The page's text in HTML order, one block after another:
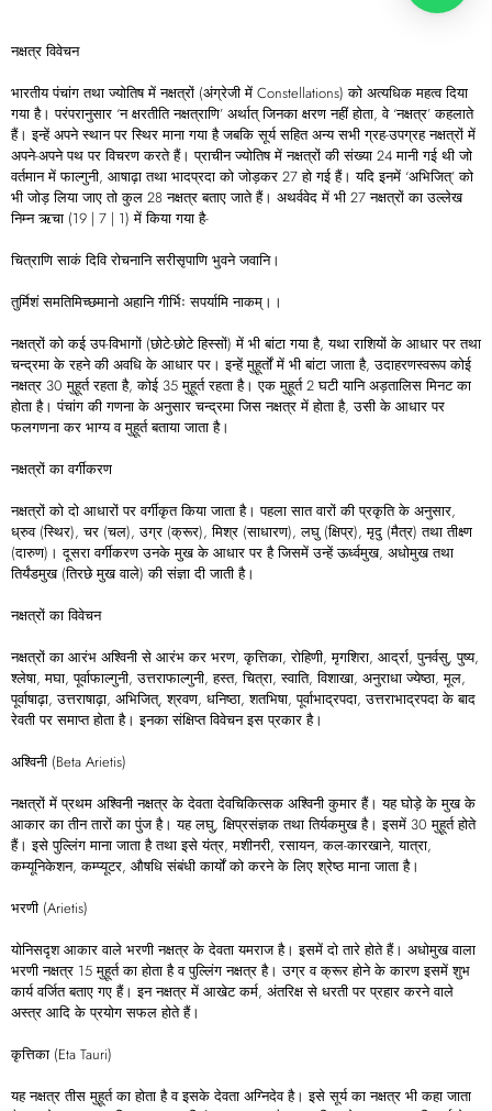
नक्षत्र विवेचन
भारतीय पंचांग तथा ज्योतिष में नक्षत्रों (अंग्रेजी में Constellations) को अत्यधिक महत्व दिया
गया है। परंपरानुसार ‘न क्षरतीति नक्षत्राणि’ अर्थात् जिनका क्षरण नहीं होता, वे ‘नक्षत्र’ कहलाते
हैं। इन्हें अपने स्थान पर स्थिर माना गया है जबकि सूर्य सहित अन्य सभी ग्रह-उपग्रह नक्षत्रों में
अपने-अपने पथ पर विचरण करते हैं। प्राचीन ज्योतिष में नक्षत्रों की संख्या 24 मानी गई थी जो
वर्तमान में फाल्गुनी, आषाढ़ा तथा भादप्रदा को जोड़कर 27 हो गई हैं। यदि इनमें ‘अभिजित्’ को
भी जोड़ लिया जाए तो कुल 28 नक्षत्र बताए जाते हैं। अथर्ववेद में भी 27 नक्षत्रों का उल्लेख
निम्न ऋचा (19 | 7 | 1) में किया गया है-
चित्राणि साकं दिवि रोचनानि सरीसृपाणि भुवने जवानि।
तुर्मिशं समतिमिच्छमानो अहानि गीर्भिः सपर्यामि नाकम्।।
नक्षत्रों को कई उप-विभागों (छोटे-छोटे हिस्सों) में भी बांटा गया है, यथा राशियों के आधार पर तथा
चन्द्रमा के रहने की अवधि के आधार पर। इन्हें मुहूर्तों में भी बांटा जाता है, उदाहरणस्वरूप कोई
नक्षत्र 30 मुहूर्त रहता है, कोई 35 मुहूर्त रहता है। एक मुहूर्त 2 घटी यानि अड़तालिस मिनट का
होता है। पंचांग की गणना के अनुसार चन्द्रमा जिस नक्षत्र में होता है, उसी के आधार पर
फलगणना कर भाग्य व मुहूर्त बताया जाता है।
नक्षत्रों का वर्गीकरण
नक्षत्रों को दो आधारों पर वर्गीकृत किया जाता है। पहला सात वारों की प्रकृति के अनुसार,
ध्रुव (स्थिर), चर (चल), उग्र (क्रूर), मिश्र (साधारण), लघु (क्षिप्र), मृदु (मैत्र) तथा तीक्ष्ण
(दारुण)। दूसरा वर्गीकरण उनके मुख के आधार पर है जिसमें उन्हें ऊर्ध्वमुख, अधोमुख तथा
तिर्यंडमुख (तिरछे मुख वाले) की संज्ञा दी जाती है।
नक्षत्रों का विवेचन
नक्षत्रों का आरंभ अश्विनी से आरंभ कर भरण, कृत्तिका, रोहिणी, मृगशिरा, आर्द्रा, पुनर्वसु, पुष्य,
श्लेषा, मघा, पूर्वाफाल्गुनी, उत्तराफाल्गुनी, हस्त, चित्रा, स्वाति, विशाखा, अनुराधा ज्येष्ठा, मूल,
पूर्वाषाढ़ा, उत्तराषाढ़ा, अभिजित्, श्रवण, धनिष्ठा, शतभिषा, पूर्वाभाद्रपदा, उत्तराभाद्रपदा के बाद
रेवती पर समाप्त होता है। इनका संक्षिप्त विवेचन इस प्रकार है।
अश्विनी (Beta Arietis)
नक्षत्रों में प्रथम अश्विनी नक्षत्र के देवता देवचिकित्सक अश्विनी कुमार हैं। यह घोड़े के मुख के
आकार का तीन तारों का पुंज है। यह लघु, क्षिप्रसंज्ञक तथा तिर्यकमुख है। इसमें 30 मुहूर्त होते
हैं। इसे पुल्लिंग माना जाता है तथा इसे यंत्र, मशीनरी, रसायन, कल-कारखाने, यात्रा,
कम्यूनिकेशन, कम्प्यूटर, औषधि संबंधी कार्यों को करने के लिए श्रेष्ठ माना जाता है।
भरणी (Arietis)
योनिसदृश आकार वाले भरणी नक्षत्र के देवता यमराज है। इसमें दो तारे होते हैं। अधोमुख वाला
भरणी नक्षत्र 15 मुहूर्त का होता है व पुल्लिंग नक्षत्र है। उग्र व क्रूर होने के कारण इसमें शुभ
कार्य वर्जित बताए गए हैं। इन नक्षत्र में आखेट कर्म, अंतरिक्ष से धरती पर प्रहार करने वाले
अस्त्र आदि के प्रयोग सफल होते हैं।
कृत्तिका (Eta Tauri)
यह नक्षत्र तीस मुहूर्त का होता है व इसके देवता अग्निदेव है। इसे सूर्य का नक्षत्र भी कहा जाता